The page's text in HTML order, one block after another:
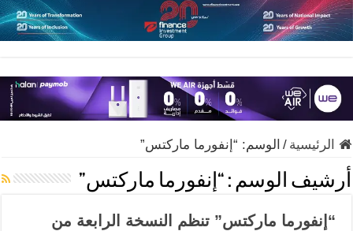
الرئيسية / الوسم: “إنفورما ماركتس”
أرشيف الوسم : “إنفورما ماركتس”
“إنفورما ماركتس” تنظم النسخة الرابعة من